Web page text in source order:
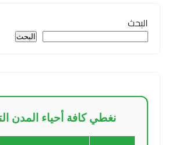
البحث
البحث
نغطي كافة أحياء المدن